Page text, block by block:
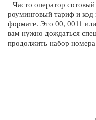
Часто оператор
роуминговый тариф и
формате. Это 00, 0011
вам нужно дождаться
продолжить набор